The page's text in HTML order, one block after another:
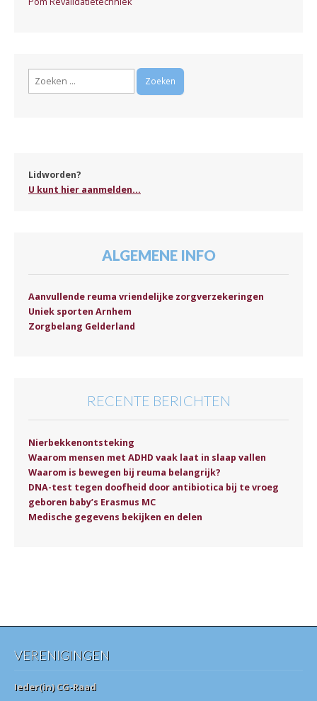
Zoeken
Lidworden?
U kunt hier aanmelden...
ALGEMENE INFO
Aanvullende reuma vriendelijke zorgverzekeringen
Uniek sporten Arnhem
Zorgbelang Gelderland
RECENTE BERICHTEN
Nierbekkenontsteking
Waarom mensen met ADHD vaak laat in slaap vallen
Waarom is bewegen bij reuma belangrijk?
DNA-test tegen doofheid door antibiotica bij te vroeg
geboren baby’s Erasmus MC
Medische gegevens bekijken en delen
VERENIGINGEN
Ieder(in) CG-Raad